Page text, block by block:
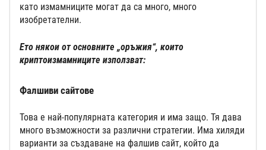
като измамниците могат да са много, много
изобретателни.
Ето някои от основните „оръжия“, които
криптоизмамниците използват:
Фалшиви сайтове
Това е най-популярната категория и има защо. Тя дава
много възможности за различни стратегии. Има хиляди
варианти за създаване на фалшив сайт, който да